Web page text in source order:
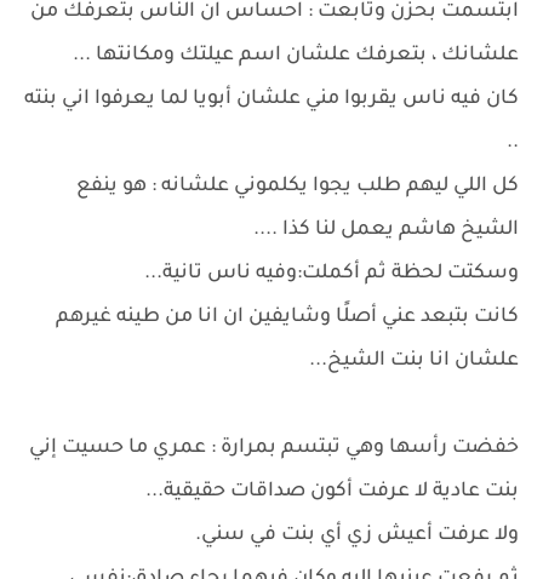
ابتسمت بحزن وتابعت : احساس ان الناس بتعرفك من
علشانك ، بتعرفك علشان اسم عيلتك ومكانتها ...
كان فيه ناس يقربوا مني علشان أبويا لما يعرفوا اني بنته
..
كل اللي ليهم طلب يجوا يكلموني علشانه : هو ينفع
الشيخ هاشم يعمل لنا كذا ....
وسكتت لحظة ثم أكملت:وفيه ناس تانية...
كانت بتبعد عني أصلًا وشايفين ان انا من طينه غيرهم
علشان انا بنت الشيخ...
خفضت رأسها وهي تبتسم بمرارة : عمري ما حسيت إني
بنت عادية لا عرفت أكون صداقات حقيقية...
ولا عرفت أعيش زي أي بنت في سني.